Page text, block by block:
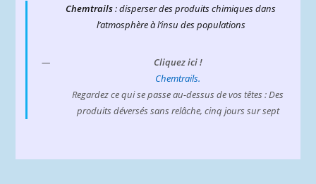
Chemtrails: disperser des produits chimiques dans
l’atmosphère à l’insu des populations
Cliquez ici !
Chemtrails.
Regardez ce qui se passe au-dessus de vos têtes : Des
produits déversés sans relâche, cinq jours sur sept